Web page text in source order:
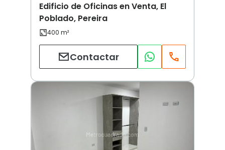
Edificio de Oficinas en Venta, El
Poblado, Pereira
Contactar